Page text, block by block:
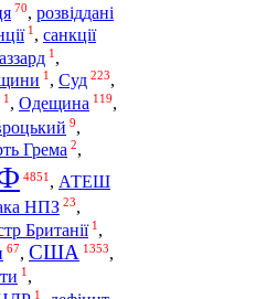
70, розвіддані
1 , санкції
1 ,
1 , Суд 223,
1 , Одещина 119,
9,
Грема 2,
4851 , АТЕШ
НПЗ 23,
Британії 1 ,
67, США 1353,
1 ,
1